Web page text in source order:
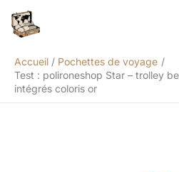
Accueil
Pochettes de voyage
Test : polironeshop Star – trolley
intégrés coloris or
Rechercher